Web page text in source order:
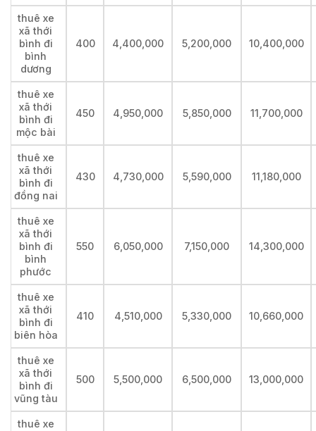
thuê xe
xã thới
bình đi
bình
dương
400 4,400,000 5,200,000 10,400,000
thuê xe
xã thới
bình đi
mộc bài
450 4,950,000 5,850,000 11,700,000
thuê xe
xã thới
bình đi
đồng nai
430 4,730,000 5,590,000 11,180,000
thuê xe
xã thới
bình đi
bình
phước
550 6,050,000 7,150,000 14,300,000
thuê xe
xã thới
bình đi
biên hòa
410 4,510,000 5,330,000 10,660,000
thuê xe
xã thới
bình đi
vũng tàu
500 5,500,000 6,500,000 13,000,000
thuê xe